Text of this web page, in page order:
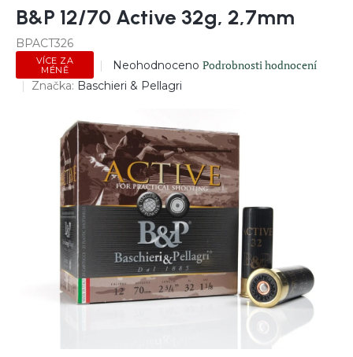
B&P 12/70 Active 32g, 2,7mm
BPACT326
VÍCE ZA
MÉNĚ
Průměrné
hodnocení
produktu
0,0
z
5
hvězdiček.
Neohodnoceno Podrobnosti hodnocení
Značka: Baschieri & Pellagri